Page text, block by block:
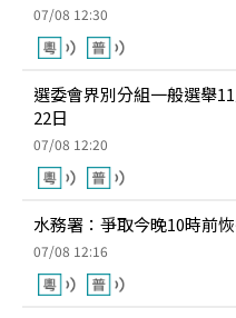
07/08 12:30
選委會界別分組一般選舉
22日
07/08 12:20
水務署：爭取今晚10時前
07/08 12:16